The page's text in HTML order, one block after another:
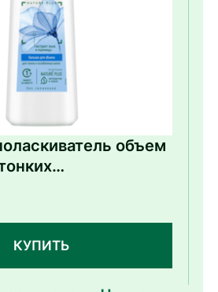
объем
волос экстракт
КУПИТЬ